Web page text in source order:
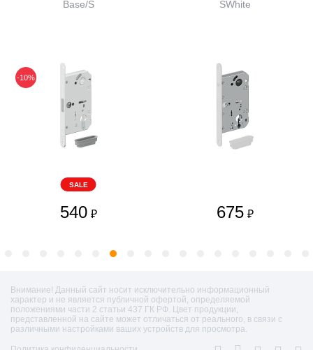
Base/S
-10%
SALE
540 ₽
SWhite
675 ₽
Внимание! Данный сайт носит исключительно информационный
характер и не является публичной офертой, определяемой
положениями части 2 статьи 437 ГК РФ. Цвет продукции,
представленной на сайте может отличаться от реального, в связи с
различными настройками ваших устройств для просмотра.